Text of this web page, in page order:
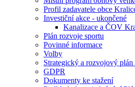
Profil zadavatele obce
Investiční akce - ukončené
Kanalizace a ČOV
Plán rozvoje sportu
Povinné informace
Volby
Strategický a rozvojový
GDPR
Dokumenty ke stažení